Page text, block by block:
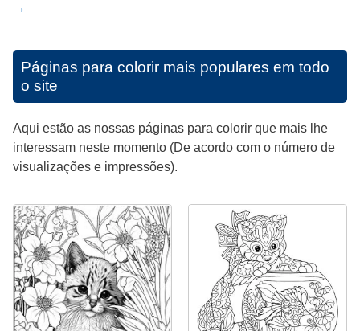
→
Páginas para colorir mais populares em todo
o site
Aqui estão as nossas páginas para colorir que mais lhe
interessam neste momento (De acordo com o número de
visualizações e impressões).